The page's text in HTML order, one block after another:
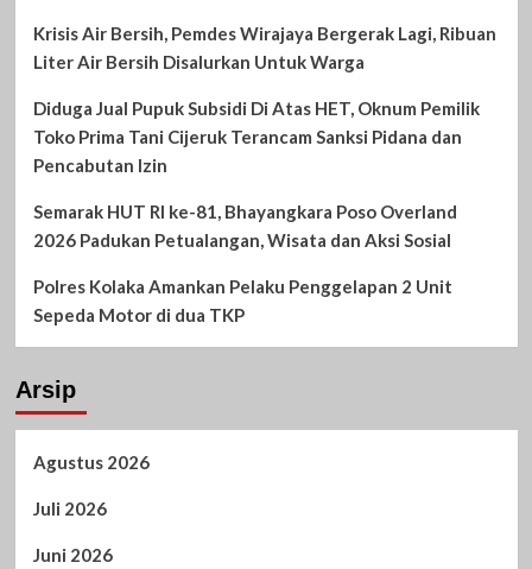
Krisis Air Bersih, Pemdes Wirajaya Bergerak Lagi, Ribuan
Liter Air Bersih Disalurkan Untuk Warga
Diduga Jual Pupuk Subsidi Di Atas HET, Oknum Pemilik
Toko Prima Tani Cijeruk Terancam Sanksi Pidana dan
Pencabutan Izin
Semarak HUT RI ke-81, Bhayangkara Poso Overland
2026 Padukan Petualangan, Wisata dan Aksi Sosial
Polres Kolaka Amankan Pelaku Penggelapan 2 Unit
Sepeda Motor di dua TKP
Arsip
Agustus 2026
Juli 2026
Juni 2026